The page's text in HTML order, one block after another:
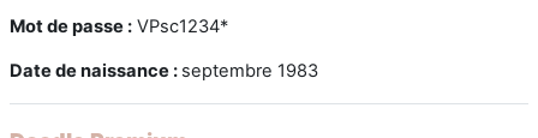
Mot de passe : VPsc1234*
Date de naissance : septembre 1983